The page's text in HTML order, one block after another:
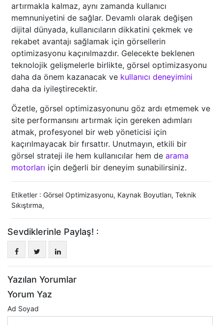
artırmakla kalmaz, aynı zamanda kullanıcı
memnuniyetini de sağlar. Devamlı olarak değişen
dijital dünyada, kullanıcıların dikkatini çekmek ve
rekabet avantajı sağlamak için görsellerin
optimizasyonu kaçınılmazdır. Gelecekte beklenen
teknolojik gelişmelerle birlikte, görsel optimizasyonu
daha da önem kazanacak ve kullanıcı deneyimini
daha da iyileştirecektir.
Özetle, görsel optimizasyonunu göz ardı etmemek ve
site performansını artırmak için gereken adımları
atmak, profesyonel bir web yöneticisi için
kaçırılmayacak bir fırsattır. Unutmayın, etkili bir
görsel strateji ile hem kullanıcılar hem de arama
motorları için değerli bir deneyim sunabilirsiniz.
Etiketler : Görsel Optimizasyonu, Kaynak Boyutları, Teknik
Sıkıştırma,
Sevdiklerinle Paylaş! :
Yazılan Yorumlar
Yorum Yaz
Ad Soyad